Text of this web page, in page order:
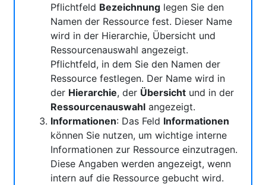
Pflichtfeld Bezeichnung legen Sie den
Namen der Ressource fest. Dieser Name
wird in der Hierarchie, Übersicht und
Ressourcenauswahl angezeigt.
Pflichtfeld, in dem Sie den Namen der
Ressource festlegen. Der Name wird in
der Hierarchie, der Übersicht und in der
Ressourcenauswahl angezeigt.
Informationen: Das Feld Informationen
können Sie nutzen, um wichtige interne
Informationen zur Ressource einzutragen.
Diese Angaben werden angezeigt, wenn
intern auf die Ressource gebucht wird.